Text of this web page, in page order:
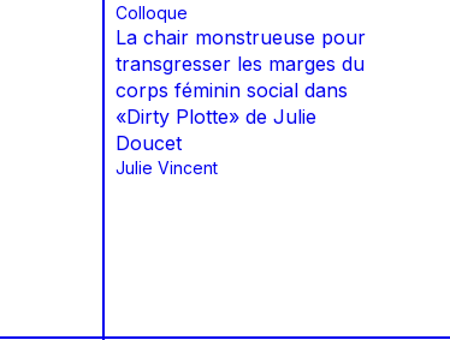
Colloque
La chair monstrueuse pour
transgresser les marges du
corps féminin social dans
«Dirty Plotte» de Julie
Doucet
Julie Vincent